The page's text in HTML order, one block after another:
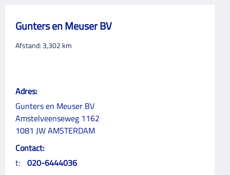
Gunters en Meuser BV
Afstand: 3,302 km
Adres:
Gunters en Meuser BV
Amstelveenseweg 1162
1081 JW AMSTERDAM
Contact:
t: 020-6444036